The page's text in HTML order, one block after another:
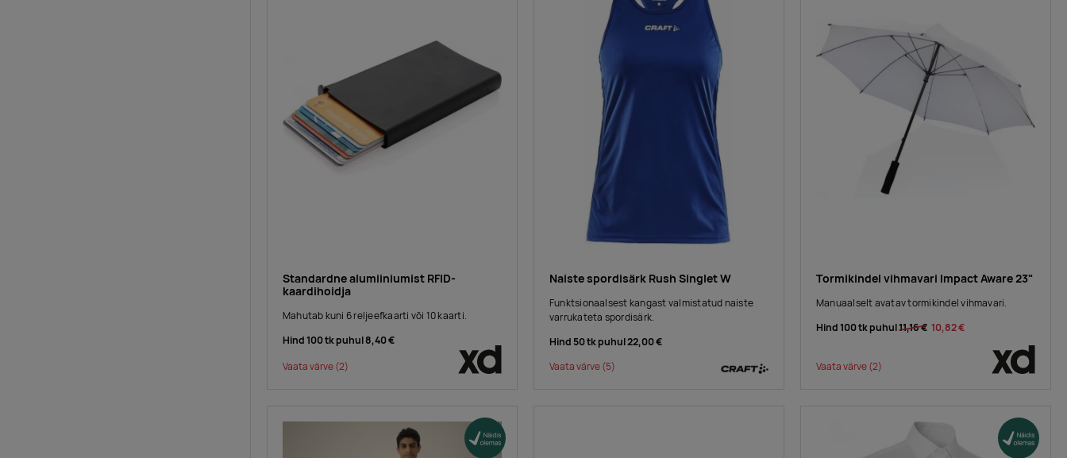
Standardne alumiiniumist RFID-
kaardihoidja
Mahutab kuni 6 reljeefkaarti või 10 kaarti.
Hind 100 tk puhul8,40 €
Vaata värve(2)
Naiste spordisärk Rush Singlet W
Funktsionaalsest kangast valmistatud naiste
varrukateta spordisärk.
Hind 50 tk puhul22,00 €
Vaata värve(5)
Tormikindel vihmavari Impact Aware 23"
Manuaalselt avatav tormikindel vihmavari.
Hind 100 tk puhul11,16 € 10,82 €
Vaata värve(2)